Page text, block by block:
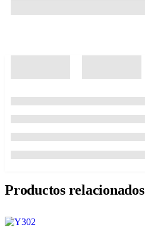
Productos relacionados
Este producto tiene múltiples variantes. Las opciones se pueden elegir en la página de producto